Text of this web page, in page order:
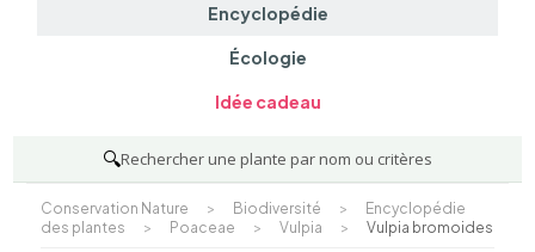
Encyclopédie
Écologie
Idée cadeau
🔍Rechercher une plante par nom ou critères
Conservation Nature > Biodiversité >
Encyclopédie
des plantes
> Poaceae > Vulpia > Vulpia bromoides